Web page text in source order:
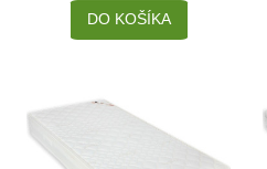
DO KOŠÍKA